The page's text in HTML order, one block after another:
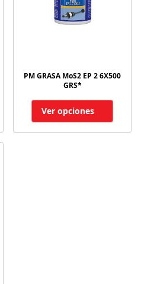
PM GRASA MoS2 EP 2 6X500
GRS*
Ver opciones